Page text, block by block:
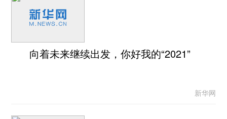
向着未来继续出发，你好我的“2021”
新华网